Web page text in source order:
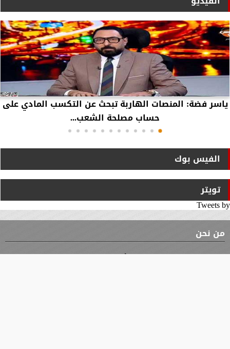
ياسر فضة: المنصات الهاربة تبحث عن التكسب المادي على
حساب مصلحة الشعب...
الفيس بوك
تويتر
Tweets by
من نحن